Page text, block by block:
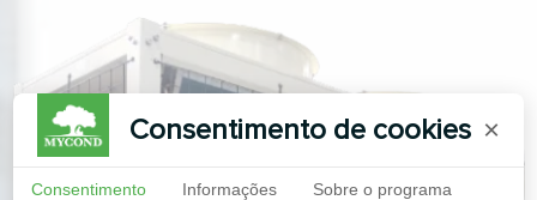
Consentimento de cookies ×
Consentimento Informações Sobre o programa